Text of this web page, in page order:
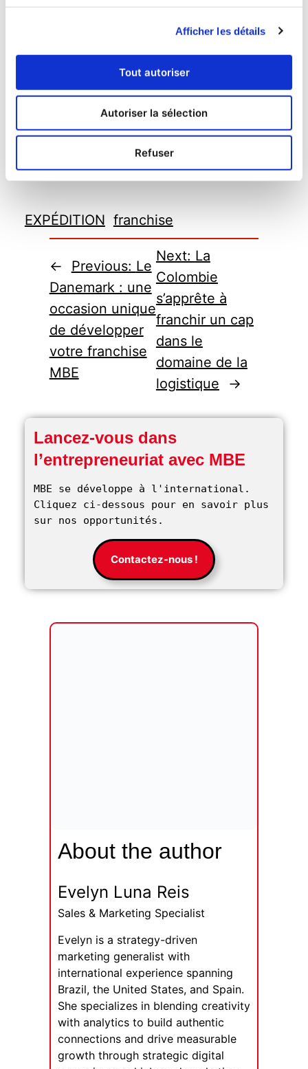
Afficher les détails
Tout autoriser
Autoriser la sélection
Refuser
votre modèle commercial avec nous.
vous souhaitez vous développer, offrir un
excellent service client et bénéficier d’un
modèle commercial éprouvé, la franchise
MBE est faite pour vous.
EXPÉDITION franchise
← Previous: Le
Danemark : une
occasion unique
de développer
votre franchise
MBE
Next: La
Colombie
s’apprête à
franchir un cap
dans le
domaine de la
logistique
→
Lancez-vous dans
l’entrepreneuriat avec MBE
MBE se développe à l'international.
Cliquez ci-dessous pour en savoir plus
sur nos opportunités.
Contactez-nous !
About the author
Evelyn Luna Reis
Sales & Marketing Specialist
Evelyn is a strategy-driven
marketing generalist with
international experience spanning
Brazil, the United States, and Spain.
She specializes in blending creativity
with analytics to build authentic
connections and drive measurable
growth through strategic digital